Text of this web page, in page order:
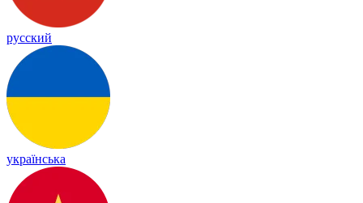
русский
українська